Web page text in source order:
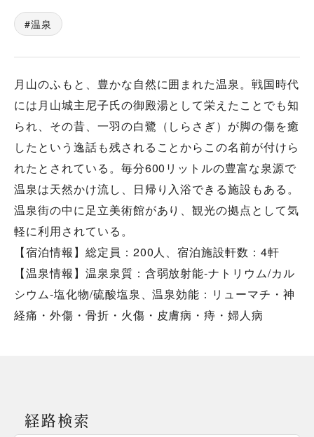
温泉
月山のふもと、豊かな自然に囲まれた温泉。戦国時代
には月山城主尼子氏の御殿湯として栄えたことでも知
られ、その昔、一羽の白鷺（しらさぎ）が脚の傷を癒
したという逸話も残されることからこの名前が付けら
れたとされている。毎分600リットルの豊富な泉源で
温泉は天然かけ流し、日帰り入浴できる施設もある。
温泉街の中に足立美術館があり、観光の拠点として気
軽に利用されている。
【宿泊情報】総定員：200人、宿泊施設軒数：4軒
【温泉情報】温泉泉質：含弱放射能-ナトリウム/カル
シウム-塩化物/硫酸塩泉、温泉効能：リューマチ・神
経痛・外傷・骨折・火傷・皮膚病・痔・婦人病
経路検索